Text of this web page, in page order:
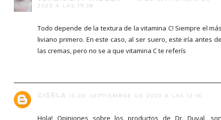
2020 A LAS 19:38
Todo depende de la textura de la vitamina C! Siempre el
liviano primero. En este caso, al ser suero, este iría antes
las cremas, pero no se a que vitamina C te referís
GISELA 15 DE SEPTIEMBRE DE 2020 A LAS 12:16
Hola! Opiniones sobre los productos de Dr. Duval,